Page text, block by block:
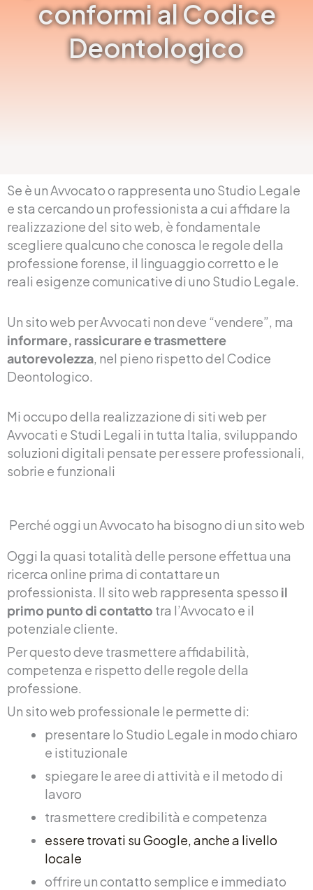
conformi al Codice
Deontologico
Se è un Avvocato o rappresenta uno Studio Legale
e sta cercando un professionista a cui affidare la
realizzazione del sito web, è fondamentale
scegliere qualcuno che conosca le regole della
professione forense, il linguaggio corretto e le
reali esigenze comunicative di uno Studio Legale.
Un sito web per Avvocati non deve “vendere”, ma
informare, rassicurare e trasmettere
autorevolezza , nel pieno rispetto del Codice
Deontologico.
Mi occupo della realizzazione di siti web per
Avvocati e Studi Legali in tutta Italia, sviluppando
soluzioni digitali pensate per essere professionali,
sobrie e funzionali
Perché oggi un Avvocato ha bisogno di un sito web
Oggi la quasi totalità delle persone effettua una
ricerca online prima di contattare un
professionista. Il sito web rappresenta spesso il
primo punto di contatto tra l’Avvocato e il
potenziale cliente.
Per questo deve trasmettere affidabilità,
competenza e rispetto delle regole della
professione.
Un sito web professionale le permette di:
presentare lo Studio Legale in modo chiaro
e istituzionale
spiegare le aree di attività e il metodo di
lavoro
trasmettere credibilità e competenza
essere trovati su Google, anche a livello
locale
offrire un contatto semplice e immediato